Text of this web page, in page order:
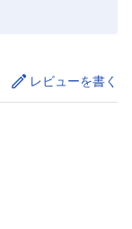
レビューを書く